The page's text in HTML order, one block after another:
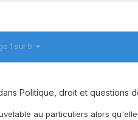
1 sur 9
Politique, droit et questions
au particuliers alors